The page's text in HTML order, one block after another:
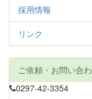
採用情報
リンク
ご依頼・お問い合
0297-42-3354